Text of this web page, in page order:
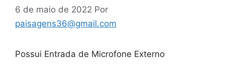
6 de maio de 2022 Por
paisagens36@gmail.com
Possui Entrada de Microfone Externo